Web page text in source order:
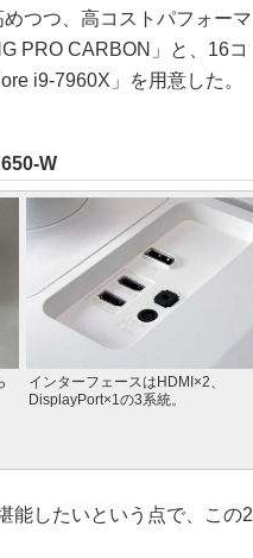
つつ、高コストパフォーマ
PRO CARBON」と、16コ
i9-7960X」を用意した。
W
インターフェースはHDMI×2、
DisplayPort×1の3系統。
能したいという点で、この2